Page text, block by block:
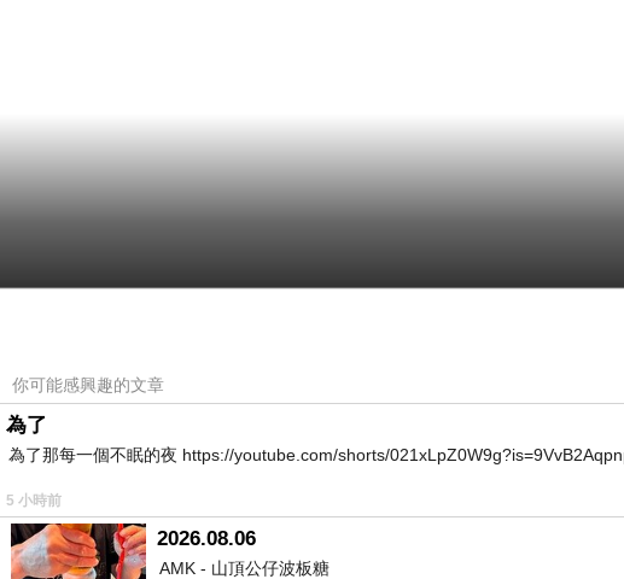
你可能感興趣的文章
為了
為了那每一個不眠的夜 https://youtube.com/shorts/
5 小時前
2026.08.06
AMK - 山頂公仔波板糖